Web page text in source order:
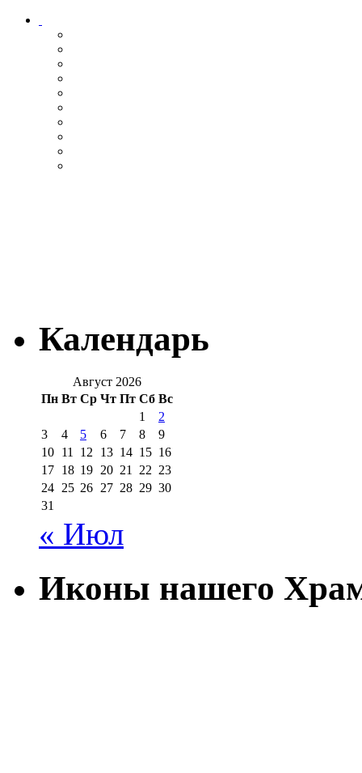
Календарь
Август 2026
Пн Вт Ср Чт Пт Сб Вс
1
2
3
4 5 6 7 8
9
10 11 12 13 14 15 16
17 18 19 20 21 22 23
24 25 26 27 28 29 30
31
« Июл
Иконы нашего